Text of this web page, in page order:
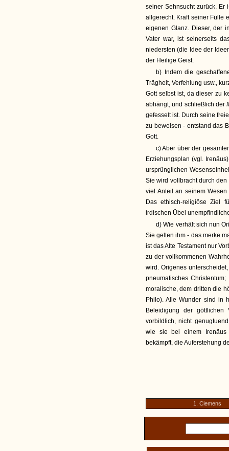
seiner Sehnsucht zurück. Er
allgerecht. Kraft seiner Fülle
eigenen Glanz. Dieser, der
Vater war, ist seinerseits
niedersten (die Idee der
der Heilige Geist.
b) Indem die
Trägheit, Verfehlung usw.,
Gott selbst ist, da dieser zu
abhängt, und schließlich der
gefesselt ist. Durch seine
zu beweisen - entstand das
Gott.
c) Aber über der
Erziehungsplan (vgl.
ursprünglichen
Sie wird vollbracht durch
viel Anteil an seinem
Das ethisch-religiöse Ziel
irdischen Übel
d) Wie verhält sich nun
Sie gelten ihm - das merke
ist das Alte Testament nur
zu der vollkommenen
wird. Origenes
pneumatisches
moralische, dem dritten die
Philo). Alle Wunder sind in
Beleidigung der göttlichen
vorbildlich, nicht
wie sie bei einem Irenäus
bekämpft, die Auferstehung
1. Clemens